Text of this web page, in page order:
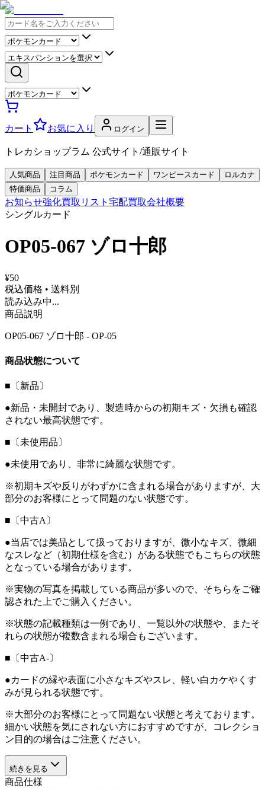
カート お気に入り ログイン
トレカショップラム 公式サイト/通販サイト
人気商品 注目商品 ポケモンカード ワンピースカード
ロルカナ
特価商品
コラム
お知らせ強化買取リスト 宅配買取会社概要
シングルカード
OP05-067 ゾロ十郎
¥50
税込価格 • 送料別
読み込み中...
商品説明
OP05-067 ゾロ十郎 - OP-05
商品状態について
■〔新品〕
●新品・未開封であり、製造時からの初期キズ・欠損も確認
されない最高状態です。
■〔未使用品〕
●未使用であり、非常に綺麗な状態です。
※初期キズや反りがわずかに含まれる場合がありますが、大
部分のお客様にとって問題のない状態です。
■〔中古A〕
●当店では美品として扱っておりますが、微小なキズ、微細
なスレなど（初期仕様を含む）がある状態でもこちらの状態
となっている場合があります。
※実物の写真を掲載している商品が多いので、そちらをご確
認された上でご購入ください。
※状態の記載種類は一例であり、一覧以外の状態や、またそ
れらの状態が複数含まれる場合もございます。
■〔中古A-〕
●カードの縁や表面に小さなキズやスレ、軽い白カケやくす
みが見られる状態です。
※大部分のお客様にとって問題ない状態と考えております。
細かい状態を気にされない方におすすめですが、コレクショ
ン目的の場合はご注意ください。
続きを見る
商品仕様